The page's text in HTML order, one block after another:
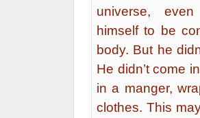
universe,
himself to be
body. But he
He didn’t come
in a manger,
clothes. This